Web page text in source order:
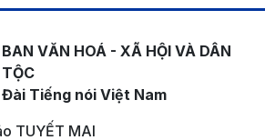
BAN VĂN HOÁ - XÃ HỘI VÀ DÂN
TỘC
Đài Tiếng nói Việt Nam
TUYẾT MAI